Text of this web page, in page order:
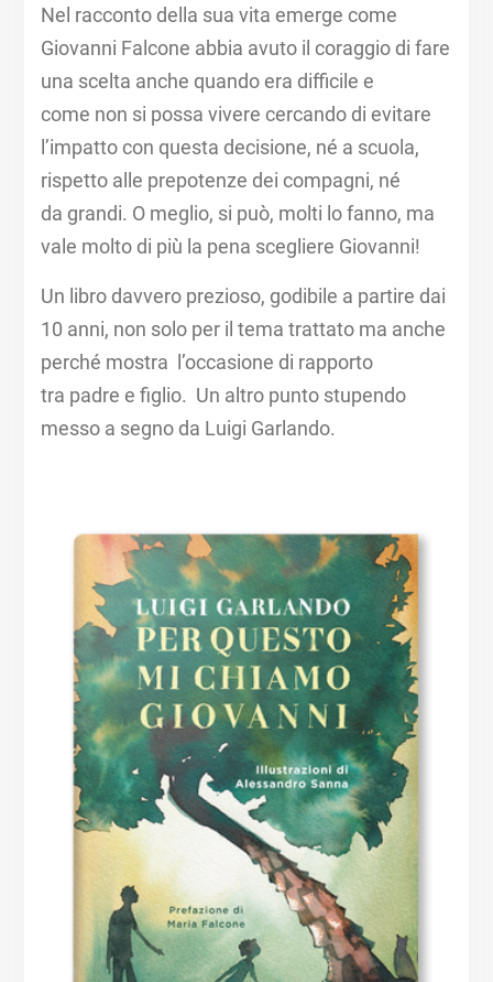
Nel racconto della sua vita emerge come
Giovanni Falcone abbia avuto il coraggio di fare
una scelta anche quando era difficile e
come non si possa vivere cercando di evitare
l’impatto con questa decisione, né a scuola,
rispetto alle prepotenze dei compagni, né
da grandi. O meglio, si può, molti lo fanno, ma
vale molto di più la pena scegliere Giovanni!​
Un libro davvero prezioso, godibile a partire dai
10 anni, non solo per il tema trattato ma anche
perché mostra l’occasione di rapporto
tra padre e figlio. ​ Un altro punto stupendo
messo a segno da Luigi Garlando.​